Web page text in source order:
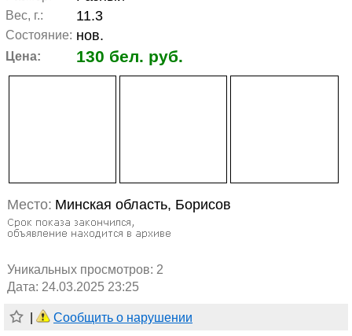
Вес, г.: 11.3
Состояние: нов.
Цена: 130 бел. руб.
Место: Минская область, Борисов
Уникальных просмотров: 2
Дата: 24.03.2025 23:25
Сообщить о нарушении